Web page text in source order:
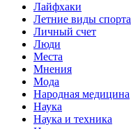
Лайфхаки
Летние виды спорта
Личный счет
Люди
Места
Мнения
Мода
Народная медицина
Наука
Наука и техника